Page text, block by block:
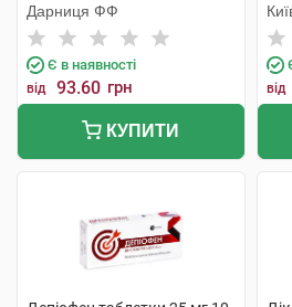
Дарниця ФФ
Є в наявності
від 93.60 грн
КУПИТИ
від